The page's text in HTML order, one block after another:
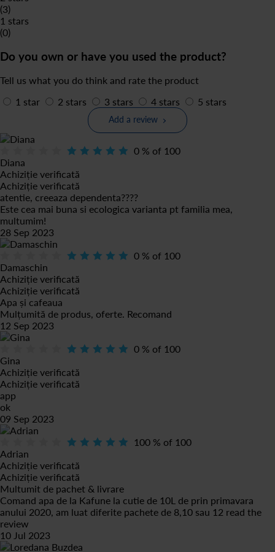
(3)
1 stars
(0)
Do you own or have you used the product?
Tell us what you do think and rate the product
1 star
2 stars 3 stars 4 stars 5 stars
Add a review
0 % of 100
Diana
Achiziție verificată
Achiziție verificată
atentie, creeaza dependenta????
Este cea mai buna si ecologica varianta pt familia mea,
multumim!
28 Sep 2023
0 % of 100
Damaschin
Achiziție verificată
Achiziție verificată
Apa și cafeaua
Mulțumită de produs, oferte. Recomand
12 Sep 2023
0 % of 100
Gina
Achiziție verificată
Achiziție verificată
app
ok
09 Sep 2023
100 % of 100
Adrian
Achiziție verificată
Achiziție verificată
Multumit de pachet & livrare
Comand apa de la Kafune la cutie de 10L de prin primavara
anului 2020, am luat diferite pachete de 8,10 sau 12 read the
review
10 Jul 2023